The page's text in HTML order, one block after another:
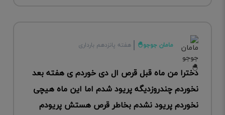
مامان جوجو🐣 هفته پانزدهم بارداری
دخترا من ماه قبل قرص ال دی خوردم ی هفته بعد
نخوردم چندروزدیگه پریود شدم اما این ماه هیچی
نخوردم پریود نشدم بخاطر قرص هستش پریودم